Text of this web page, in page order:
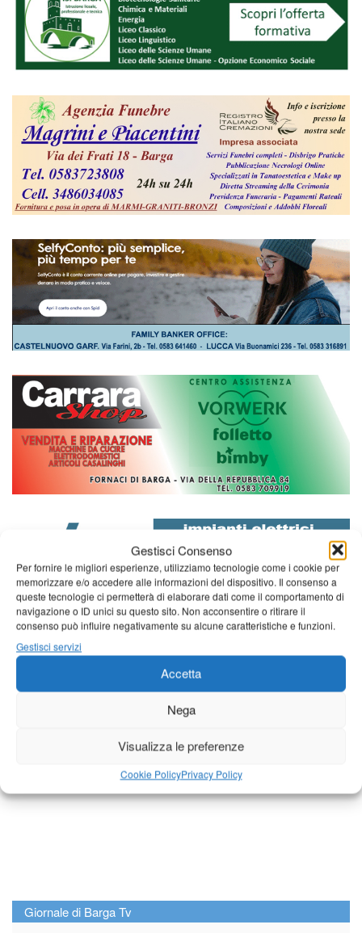
Gestisci Consenso
Per fornire le migliori esperienze, utilizziamo tecnologie come i cookie per
memorizzare e/o accedere alle informazioni del dispositivo. Il consenso a
queste tecnologie ci permetterà di elaborare dati come il comportamento di
navigazione o ID unici su questo sito. Non acconsentire o ritirare il
consenso può influire negativamente su alcune caratteristiche e funzioni.
Gestisci servizi
Accetta
Nega
Visualizza le preferenze
Cookie PolicyPrivacy Policy
Diretta NoiTv LIVE
Giornale di Barga Tv